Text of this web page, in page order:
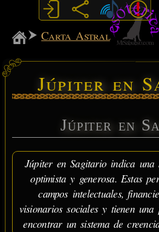
MiSabueso
Carta Astral
Júpiter en
Júpiter en
Júpiter en Sagitario indica una
optimista y generosa. Estas
campos intelectuales,
visionarios sociales y tienen una
encontrar un sistema de